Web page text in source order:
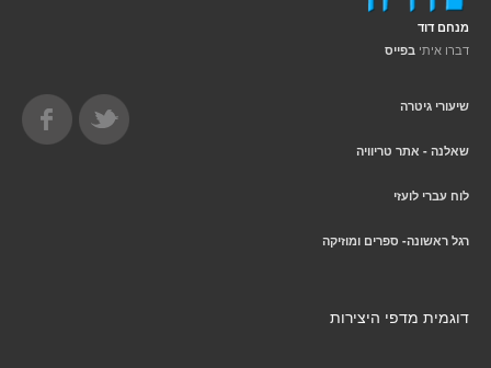
מנחם דוד
דברו איתי בפייס
שיעורי גיטרה
שאלנה - אתר טריוויה
לוח עברי לועזי
רגל ראשונה- ספרים ומוזיקה
דוגמית מדפי היצירות